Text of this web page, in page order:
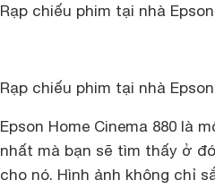
Rạp chiếu phim tại nhà
Rạp chiếu phim tại nhà
Epson Home Cinema 880 là
nhất mà bạn sẽ tìm thấy ở
cho nó. Hình ảnh không chỉ